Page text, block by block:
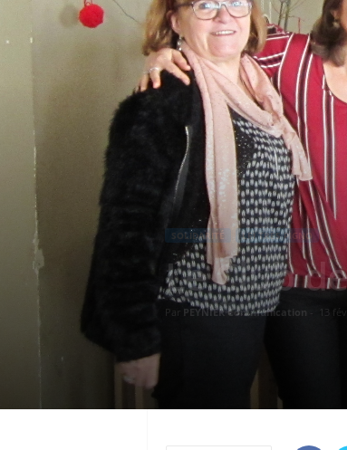
SOLIDARITÉ LEÏ TRÈS PIGNO
Le Club
Par PEYNIER Communication - 13